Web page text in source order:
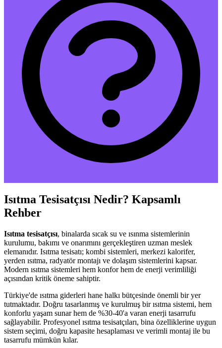
Isıtma Tesisatçısı Nedir? Kapsamlı
Rehber
Isıtma tesisatçısı, binalarda sıcak su ve ısınma sistemlerinin
kurulumu, bakımı ve onarımını gerçekleştiren uzman meslek
elemanıdır. Isıtma tesisatı; kombi sistemleri, merkezi kalorifer,
yerden ısıtma, radyatör montajı ve dolaşım sistemlerini kapsar.
Modern ısıtma sistemleri hem konfor hem de enerji verimliliği
açısından kritik öneme sahiptir.
Türkiye'de ısıtma giderleri hane halkı bütçesinde önemli bir yer
tutmaktadır. Doğru tasarlanmış ve kurulmuş bir ısıtma sistemi, hem
konforlu yaşam sunar hem de %30-40'a varan enerji tasarrufu
sağlayabilir. Profesyonel ısıtma tesisatçıları, bina özelliklerine uygun
sistem seçimi, doğru kapasite hesaplaması ve verimli montaj ile bu
tasarrufu mümkün kılar.